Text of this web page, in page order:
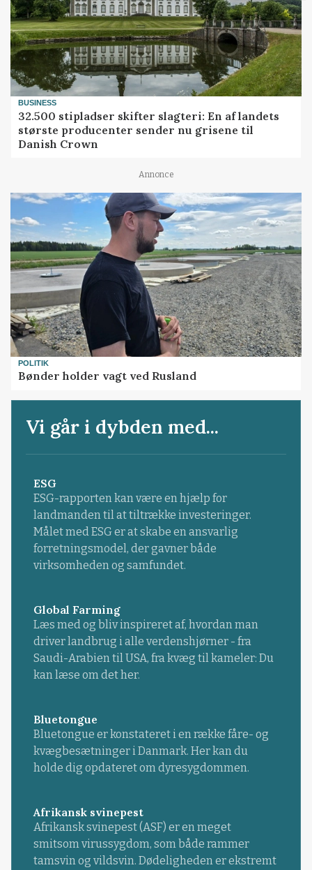
BUSINESS
32.500 stipladser skifter slagteri: En af landets
største producenter sender nu grisene til
Danish Crown
Annonce
POLITIK
Bønder holder vagt ved Rusland
Vi går i dybden med...
ESG
ESG-rapporten kan være en hjælp for
landmanden til at tiltrække investeringer.
Målet med ESG er at skabe en ansvarlig
forretningsmodel, der gavner både
virksomheden og samfundet.
Global Farming
Læs med og bliv inspireret af, hvordan man
driver landbrug i alle verdenshjørner - fra
Saudi-Arabien til USA, fra kvæg til kameler: Du
kan læse om det her.
Bluetongue
Bluetongue er konstateret i en række fåre- og
kvægbesætninger i Danmark. Her kan du
holde dig opdateret om dyresygdommen.
Afrikansk svinepest
Afrikansk svinepest (ASF) er en meget
smitsom virussygdom, som både rammer
tamsvin og vildsvin. Dødeligheden er ekstremt